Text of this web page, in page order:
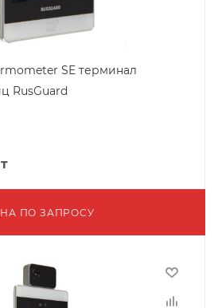
SE терминал
RusGuard
ПО ЗАПРОСУ